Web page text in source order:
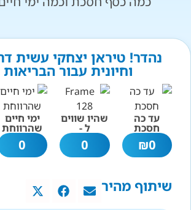
נהדר! טיראן יצחקי עשית
וחיונית עבור
עד כה
חסכת
0
₪
שהיו שווים
ל -
0
ימי חיים
שהרווחת
0
שיתוף מהיר